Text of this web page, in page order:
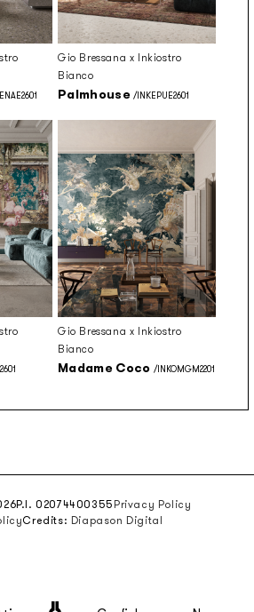
Gio Bressana x Inkiostro
Bianco
Palmhouse /INKEPUE2601
Gio Bressana x Inkiostro
Bianco
Madame Coco /INKOMGM2201
P.I. 02074400355Privacy Policy
Credits: Diapason Digital